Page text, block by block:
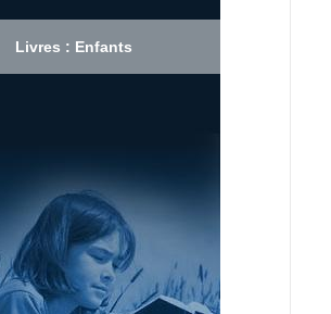
Livres : Enfants